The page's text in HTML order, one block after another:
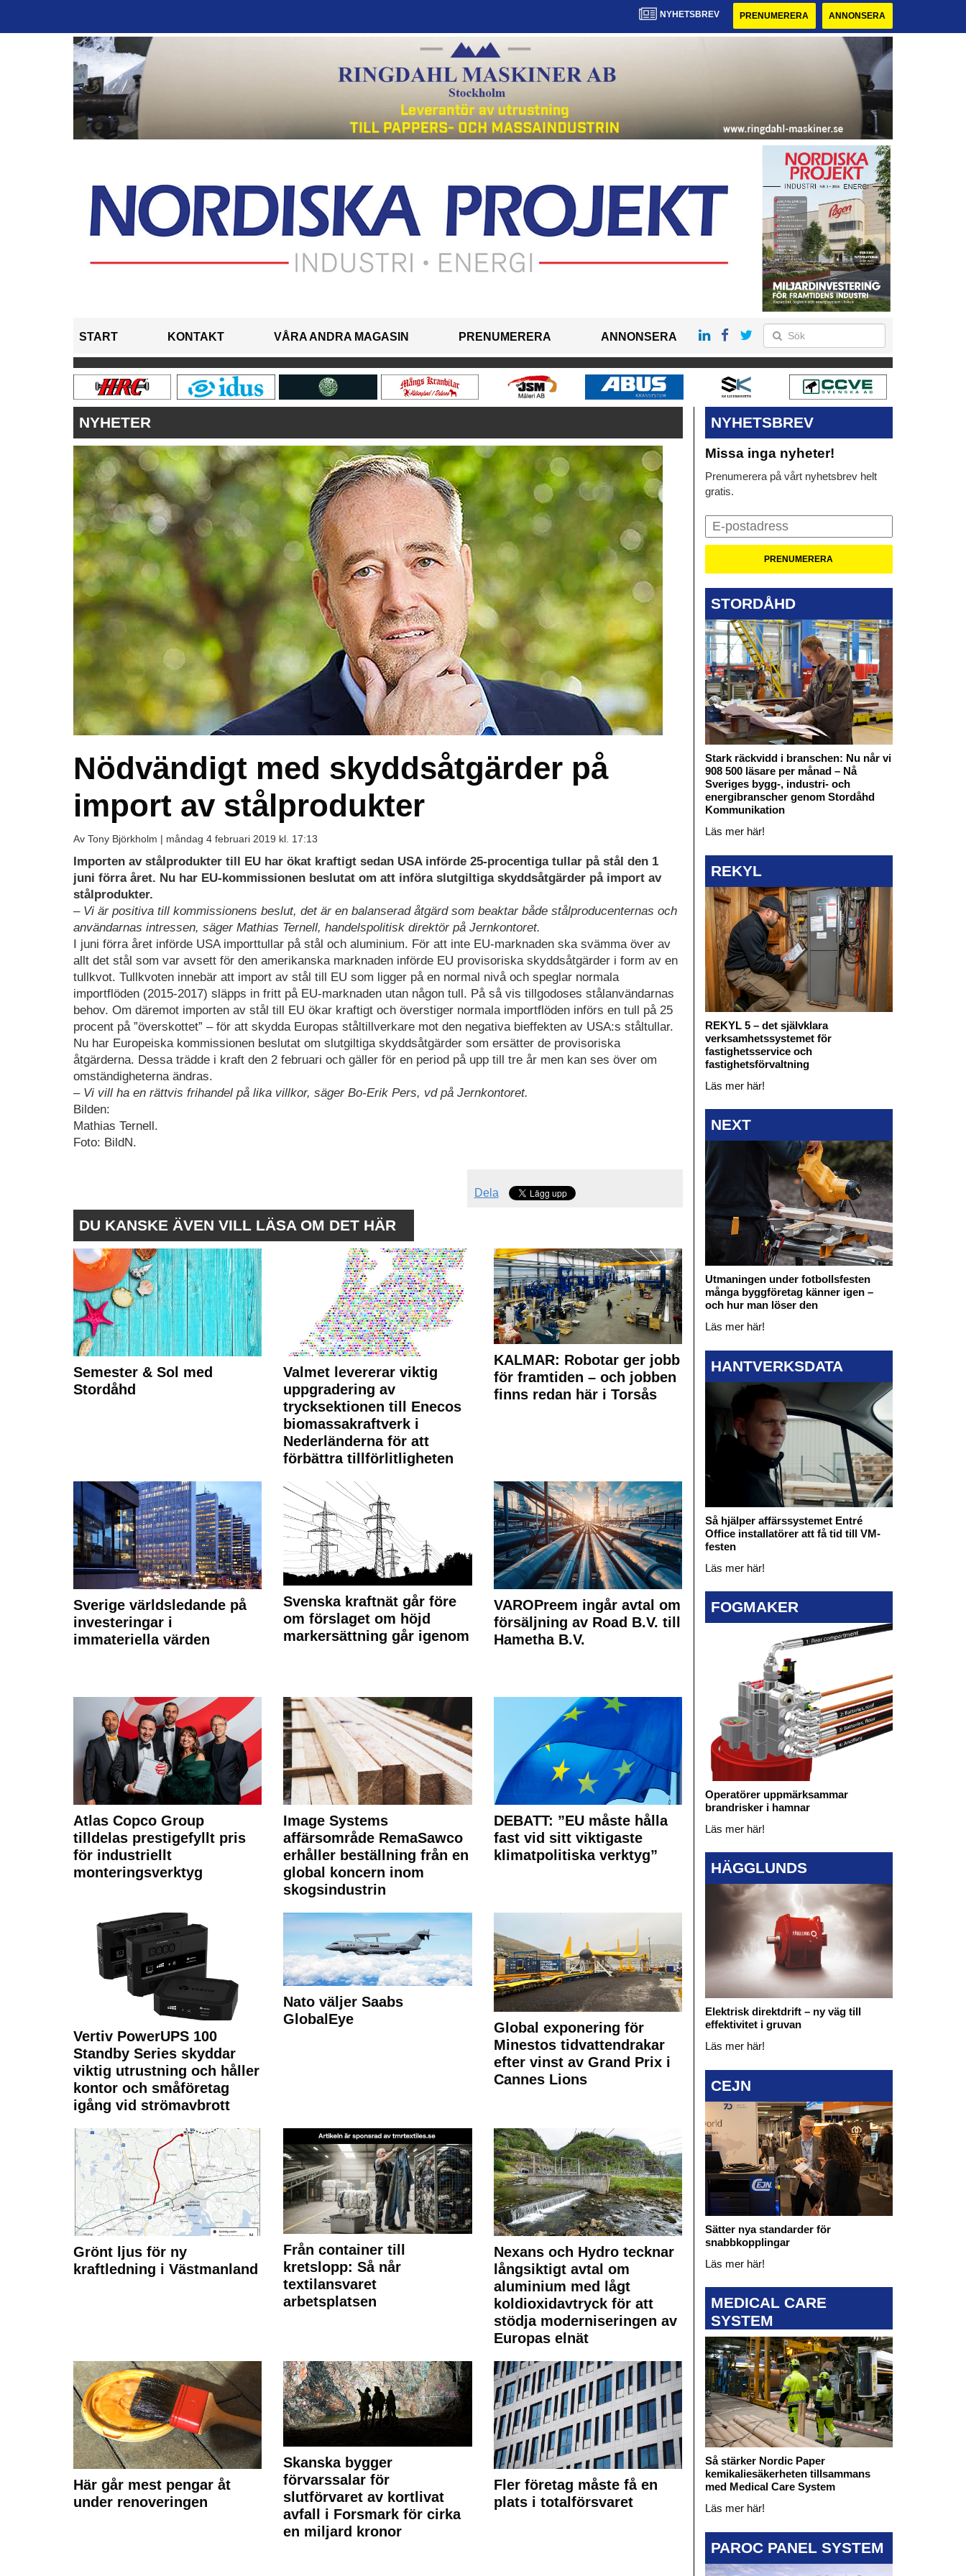
NYHETSBREV PRENUMERERA ANNONSERA
START KONTAKT VÅRA ANDRA MAGASIN PRENUMERERA ANNONSERA
NYHETER
Nödvändigt med skyddsåtgärder på
import av stålprodukter
Av Tony Björkholm | måndag 4 februari 2019 kl. 17:13
Importen av stålprodukter till EU har ökat kraftigt sedan USA införde 25-procentiga tullar på stål den 1
juni förra året. Nu har EU-kommissionen beslutat om att införa slutgiltiga skyddsåtgärder på import av
stålprodukter.
– Vi är positiva till kommissionens beslut, det är en balanserad åtgärd som beaktar både stålproducenternas och
användarnas intressen, säger Mathias Ternell, handelspolitisk direktör på Jernkontoret.
I juni förra året införde USA importtullar på stål och aluminium. För att inte EU-marknaden ska svämma över av
allt det stål som var avsett för den amerikanska marknaden införde EU provisoriska skyddsåtgärder i form av en
tullkvot. Tullkvoten innebär att import av stål till EU som ligger på en normal nivå och speglar normala
importflöden (2015-2017) släpps in fritt på EU-marknaden utan någon tull. På så vis tillgodoses stålanvändarnas
behov. Om däremot importen av stål till EU ökar kraftigt och överstiger normala importflöden införs en tull på 25
procent på ”överskottet” – för att skydda Europas ståltillverkare mot den negativa bieffekten av USA:s ståltullar.
Nu har Europeiska kommissionen beslutat om slutgiltiga skyddsåtgärder som ersätter de provisoriska
åtgärderna. Dessa trädde i kraft den 2 februari och gäller för en period på upp till tre år men kan ses över om
omständigheterna ändras.
– Vi vill ha en rättvis frihandel på lika villkor, säger Bo-Erik Pers, vd på Jernkontoret.
Bilden:
Mathias Ternell.
Foto: BildN.
Dela
DU KANSKE ÄVEN VILL LÄSA OM DET HÄR
Semester & Sol med
Stordåhd
Valmet levererar viktig
uppgradering av
trycksektionen till Enecos
biomassakraftverk i
Nederländerna för att
förbättra tillförlitligheten
KALMAR: Robotar ger jobb
för framtiden – och jobben
finns redan här i Torsås
Sverige världsledande på
investeringar i
immateriella värden
Svenska kraftnät går före
om förslaget om höjd
markersättning går igenom
VAROPreem ingår avtal om
försäljning av Road B.V. till
Hametha B.V.
Atlas Copco Group
tilldelas prestigefyllt pris
för industriellt
monteringsverktyg
Image Systems
affärsområde RemaSawco
erhåller beställning från en
global koncern inom
skogsindustrin
DEBATT: ”EU måste hålla
fast vid sitt viktigaste
klimatpolitiska verktyg”
Vertiv PowerUPS 100
Standby Series skyddar
viktig utrustning och håller
kontor och småföretag
igång vid strömavbrott
Nato väljer Saabs
GlobalEye
Global exponering för
Minestos tidvattendrakar
efter vinst av Grand Prix i
Cannes Lions
Grönt ljus för ny
kraftledning i Västmanland
Från container till
kretslopp: Så når
textilansvaret
arbetsplatsen
Nexans och Hydro tecknar
långsiktigt avtal om
aluminium med lågt
koldioxidavtryck för att
stödja moderniseringen av
Europas elnät
Här går mest pengar åt
under renoveringen
Skanska bygger
förvarssalar för
slutförvaret av kortlivat
avfall i Forsmark för cirka
en miljard kronor
Fler företag måste få en
plats i totalförsvaret
NYHETSBREV
Missa inga nyheter!
Prenumerera på vårt nyhetsbrev helt
gratis.
STORDÅHD
Stark räckvidd i branschen: Nu når vi
908 500 läsare per månad – Nå
Sveriges bygg-, industri- och
energibranscher genom Stordåhd
Kommunikation
Läs mer här!
REKYL
REKYL 5 – det självklara
verksamhetssystemet för
fastighetsservice och
fastighetsförvaltning
Läs mer här!
NEXT
Utmaningen under fotbollsfesten
många byggföretag känner igen –
och hur man löser den
Läs mer här!
HANTVERKSDATA
Så hjälper affärssystemet Entré
Office installatörer att få tid till VM-
festen
Läs mer här!
FOGMAKER
Operatörer uppmärksammar
brandrisker i hamnar
Läs mer här!
HÄGGLUNDS
Elektrisk direktdrift – ny väg till
effektivitet i gruvan
Läs mer här!
CEJN
Sätter nya standarder för
snabbkopplingar
Läs mer här!
MEDICAL CARE
SYSTEM
Så stärker Nordic Paper
kemikaliesäkerheten tillsammans
med Medical Care System
Läs mer här!
PAROC PANEL SYSTEM